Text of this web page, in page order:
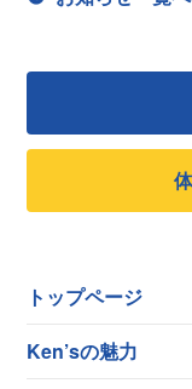
トップページ
Ken’sの魅力